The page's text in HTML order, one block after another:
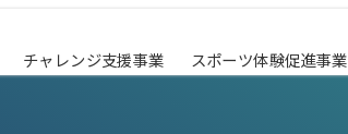
チャレンジ支援事業 スポーツ体験促進事業